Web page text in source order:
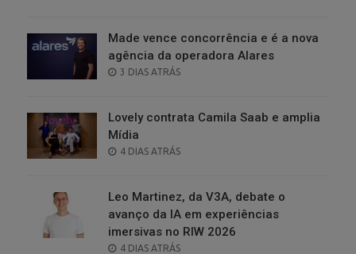
Made vence concorrência e é a nova
agência da operadora Alares
POSTED
3 DIAS ATRÁS
Lovely contrata Camila Saab e amplia
Mídia
POSTED
4 DIAS ATRÁS
Leo Martinez, da V3A, debate o
avanço da IA em experiências
imersivas no RIW 2026
POSTED
4 DIAS ATRÁS